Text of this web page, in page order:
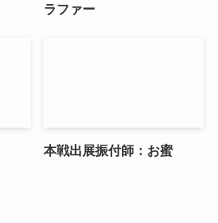
ラファー
本戦出展振付師：お蜜